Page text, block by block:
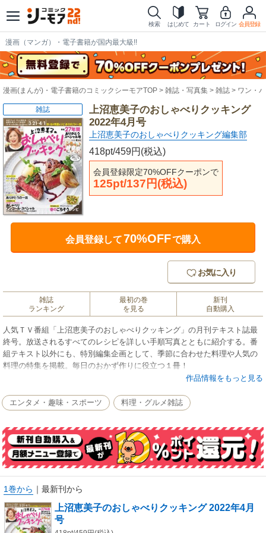
検索 はじめて カート ログイン 会員登録
漫画（マンガ）・電子書籍が国内最大級!!
漫画(まんが)・電子書籍のコミックシーモアTOP 雑誌・写真集 雑誌 ワン・
上沼恵美子のおしゃべりクッキング
2022年4月号
上沼恵美子のおしゃべりクッキング編集部
418pt/459円(税込)
会員登録限定70%OFFクーポンで
125pt/137円(税込)
雑誌
会員登録して70%OFFで購入
お気に入り
雑誌
ランキング
最初の巻
を見る
新刊
自動購入
人気ＴＶ番組「上沼恵美子のおしゃべりクッキング」の月刊テキスト誌最
終号。放送されるすべてのレシピを詳しい手順写真とともに紹介する。番
組テキスト以外にも、特別編集企画として、季節に合わせた料理や人気の
料理の特集を掲載。毎日のおかず作りに役立つ１冊！
表紙
CONTENTS
番組27年間＆テキスト誌11年間の感謝を込めて 1000名様に当たる! 大プレ
ゼント
【TVテキスト】ありがとうの一皿
今月の素材
【TVテキスト】2022年3/14→3/18放送 お弁当のひと品
【特別編集企画】フライパンひとつで 春のごちそうレシピ
作品情報をもっと見る
エンタメ・趣味・スポーツ 料理・グルメ雑誌
1巻から ｜ 最新刊から
上沼恵美子のおしゃべりクッキング 2022年4月
号